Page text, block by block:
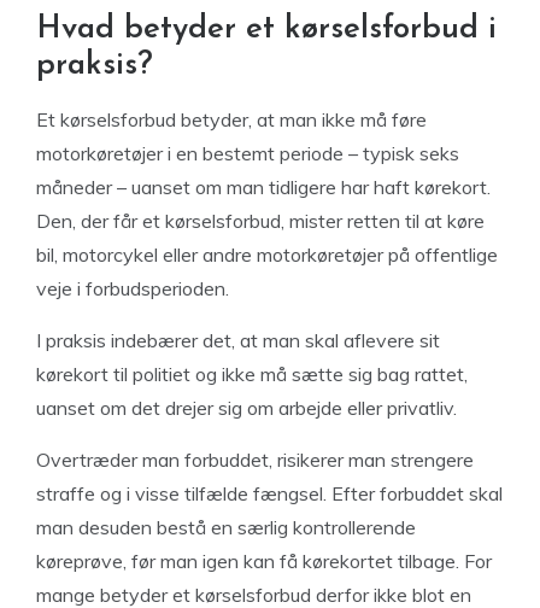
Hvad betyder et kørselsforbud i
praksis?
Et kørselsforbud betyder, at man ikke må føre
motorkøretøjer i en bestemt periode – typisk seks
måneder – uanset om man tidligere har haft kørekort.
Den, der får et kørselsforbud, mister retten til at køre
bil, motorcykel eller andre motorkøretøjer på offentlige
veje i forbudsperioden.
I praksis indebærer det, at man skal aflevere sit
kørekort til politiet og ikke må sætte sig bag rattet,
uanset om det drejer sig om arbejde eller privatliv.
Overtræder man forbuddet, risikerer man strengere
straffe og i visse tilfælde fængsel. Efter forbuddet skal
man desuden bestå en særlig kontrollerende
køreprøve, før man igen kan få kørekortet tilbage. For
mange betyder et kørselsforbud derfor ikke blot en